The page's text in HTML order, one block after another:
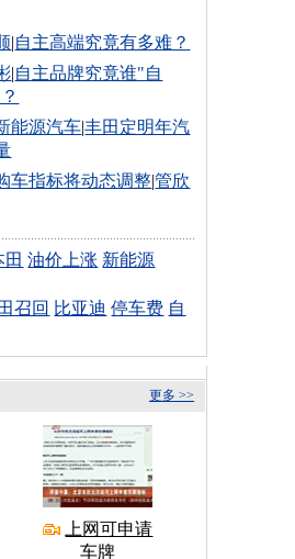
|自主高端究竟有多难？
|自主品牌究竟谁"自
能源汽车|丰田定明年汽
车指标将动态调整|管欣
田 油价上涨 新能源
召回 比亚迪 停车费 自
更多 >>
上网可申请
车牌